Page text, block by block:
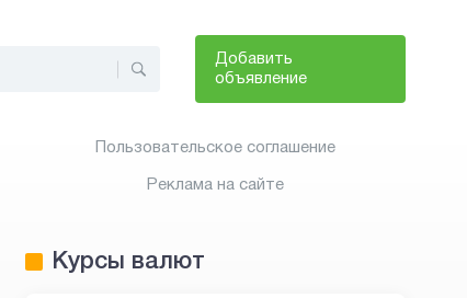
Добавить
объявление
Пользовательское соглашение
Реклама на сайте
Курсы валют